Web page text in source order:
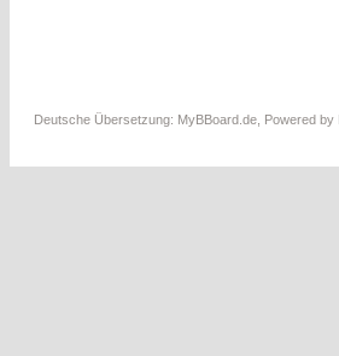
Deutsche Übersetzung: MyBBoard.de , Powered by